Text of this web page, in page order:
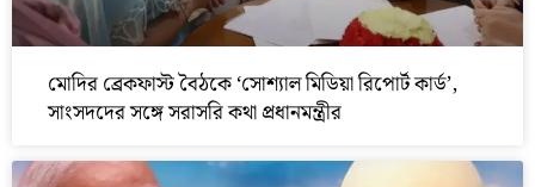
মোদির ব্রেকফাস্ট বৈঠকে ‘সোশ্যাল মিডিয়া রিপোর্ট কার্ড’,
সাংসদদের সঙ্গে সরাসরি কথা প্রধানমন্ত্রীর